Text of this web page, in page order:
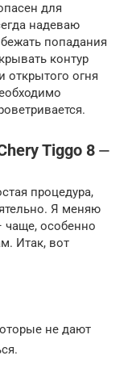
для
надеваю
попадания
контур
открытого огня
Tiggo 8 ⏤
процедура,
Я меняю
чаще, особенно
Итак, вот
не дают